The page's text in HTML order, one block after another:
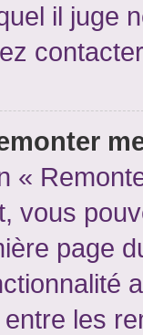
il juge
«
vous
page
les